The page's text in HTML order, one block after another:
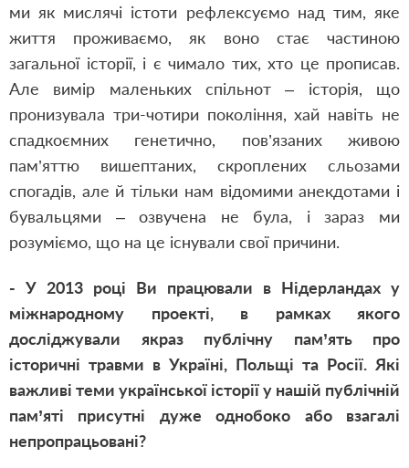
ми як мислячі істоти рефлексуємо над тим, яке
життя проживаємо, як воно стає частиною
загальної історії, і є чимало тих, хто це прописав.
Але вимір маленьких спільнот – історія, що
пронизувала три-чотири покоління, хай навіть не
спадкоємних генетично, пов’язаних живою
пам’яттю вишептаних, скроплених сльозами
спогадів, але й тільки нам відомими анекдотами і
бувальцями – озвучена не була, і зараз ми
розуміємо, що на це існували свої причини.
- У 2013 році Ви працювали в Нідерландах у
міжнародному проекті, в рамках якого
досліджували якраз публічну пам’ять про
історичні травми в Україні, Польщі та Росії. Які
важливі теми української історії у нашій публічній
пам’яті присутні дуже однобоко або взагалі
непропрацьовані?